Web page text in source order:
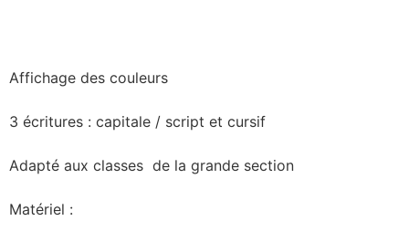
Affichage des couleurs
3 écritures : capitale / script et cursif
Adapté aux classes de la grande section
Matériel :